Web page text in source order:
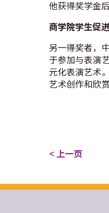
他获得奖学金
商学院学生促
另一得奖者，
于参加与表演
元化表演艺术
艺术创作和欣
< 上一页